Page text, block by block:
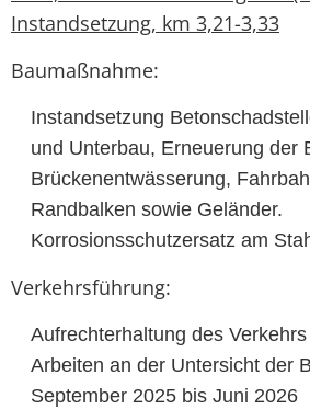
Instandsetzung, km 3,21-3,33
Baumaßnahme:
Instandsetzung
und Unterbau, Erneuerung der
Brückenentwässerung,
Randbalken sowie Geländer.
Korrosionsschutzersatz am
Verkehrsführung:
Aufrechterhaltung des
Arbeiten an der Untersicht der
September 2025 bis Juni 2026